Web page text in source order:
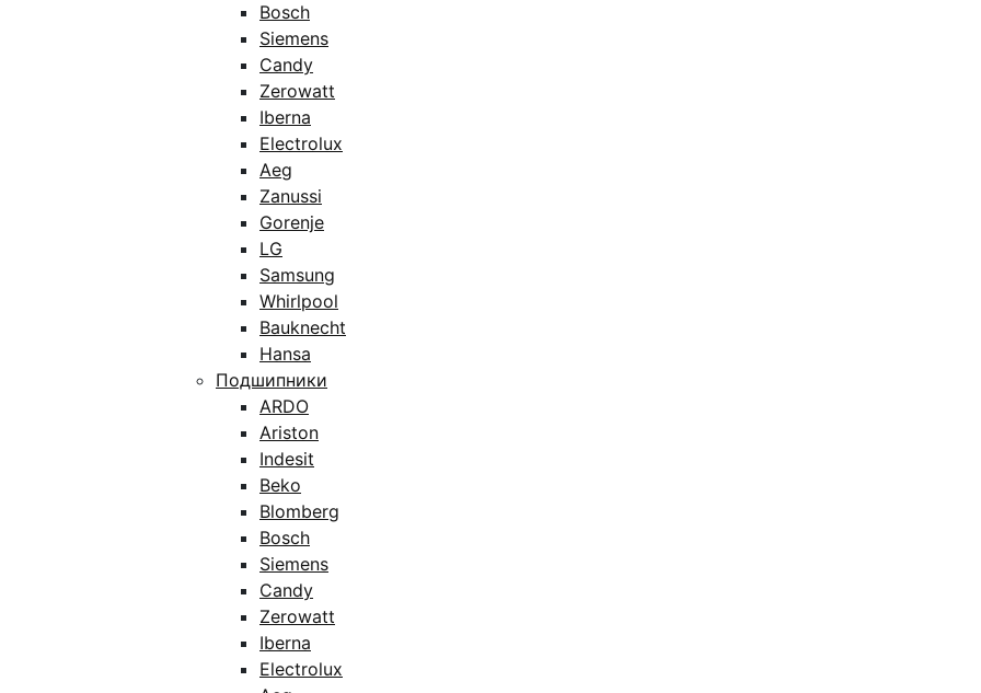
Bosch
Siemens
Candy
Zerowatt
Iberna
Electrolux
Aeg
Zanussi
Gorenje
LG
Samsung
Whirlpool
Bauknecht
Hansa
Подшипники
ARDO
Ariston
Indesit
Beko
Blomberg
Bosch
Siemens
Candy
Zerowatt
Iberna
Electrolux